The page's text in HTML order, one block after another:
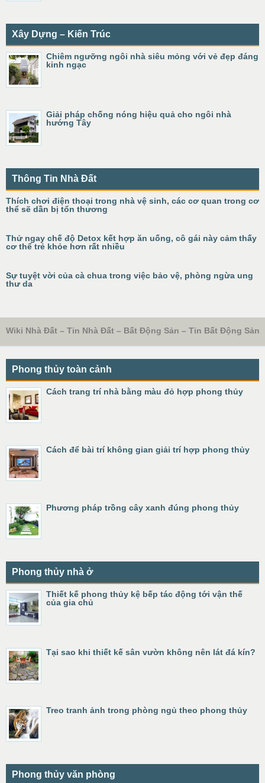
Xây Dựng – Kiến Trúc
Chiêm ngưỡng ngôi nhà siêu mỏng với vẻ đẹp đáng
kinh ngạc
Giải pháp chống nóng hiệu quả cho ngôi nhà
hướng Tây
Thông Tin Nhà Đất
Thích chơi điện thoại trong nhà vệ sinh, các cơ quan trong cơ
thể sẽ dần bị tổn thương
Thử ngay chế độ Detox kết hợp ăn uống, cô gái này cảm thấy
cơ thể trẻ khỏe hơn rất nhiều
Sự tuyệt vời của cà chua trong việc bảo vệ, phòng ngừa ung
thư da
Wiki Nhà Đất – Tin Nhà Đất – Bất Động Sản – Tin Bất Động Sản
Phong thủy toàn cảnh
Cách trang trí nhà bằng màu đỏ hợp phong thủy
Cách để bài trí không gian giải trí hợp phong thủy
Phương pháp trồng cây xanh đúng phong thủy
Phong thủy nhà ở
Thiết kế phong thủy kệ bếp tác động tới vận thế
của gia chủ
Tại sao khi thiết kế sân vườn không nên lát đá kín?
Treo tranh ảnh trong phòng ngủ theo phong thủy
Phong thủy văn phòng